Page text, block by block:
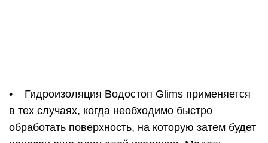
Как надежно защитить пол от влаги
Повышенная влажность в таких помещениях как